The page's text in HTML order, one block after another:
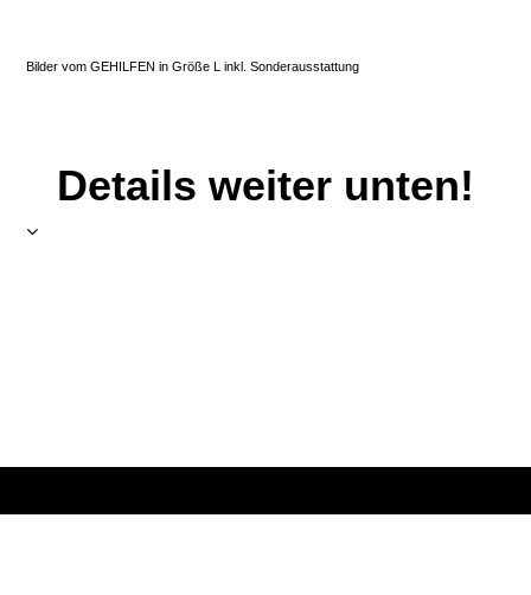
Bilder vom GEHILFEN in Größe L inkl. Sonderausstattung
Details weiter unten!